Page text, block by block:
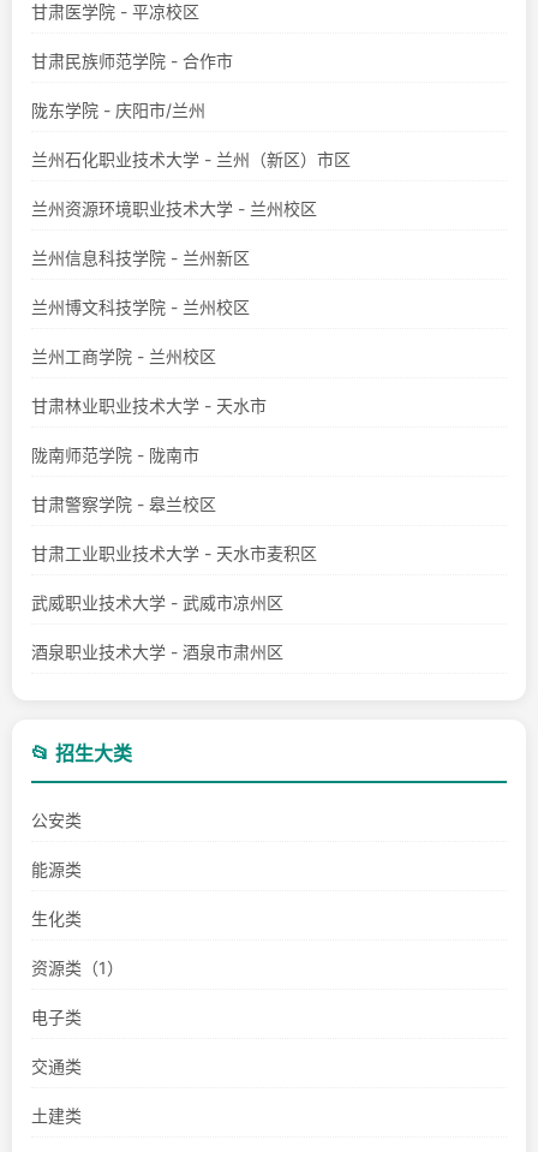
甘肃医学院 - 平凉校区
甘肃民族师范学院 - 合作市
陇东学院 - 庆阳市/兰州
兰州石化职业技术大学 - 兰州（新区）市区
兰州资源环境职业技术大学 - 兰州校区
兰州信息科技学院 - 兰州新区
兰州博文科技学院 - 兰州校区
兰州工商学院 - 兰州校区
甘肃林业职业技术大学 - 天水市
陇南师范学院 - 陇南市
甘肃警察学院 - 皋兰校区
甘肃工业职业技术大学 - 天水市麦积区
武威职业技术大学 - 武威市凉州区
酒泉职业技术大学 - 酒泉市肃州区
📂 招生大类
公安类
能源类
生化类
资源类（1）
电子类
交通类
土建类